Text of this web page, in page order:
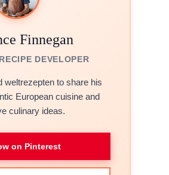
Finnegan
DEVELOPER
weltrezepten to share his
European cuisine and
culinary ideas.
on Pinterest